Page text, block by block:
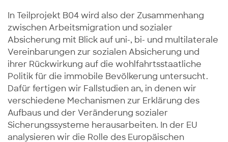
In Teilprojekt B04 wird also der Zusammenhang
zwischen Arbeitsmigration und sozialer
Absicherung mit Blick auf uni-, bi- und multilaterale
Vereinbarungen zur sozialen Absicherung und
ihrer Rückwirkung auf die wohlfahrtsstaatliche
Politik für die immobile Bevölkerung untersucht.
Dafür fertigen wir Fallstudien an, in denen wir
verschiedene Mechanismen zur Erklärung des
Aufbaus und der Veränderung sozialer
Sicherungssysteme herausarbeiten. In der EU
analysieren wir die Rolle des Europäischen